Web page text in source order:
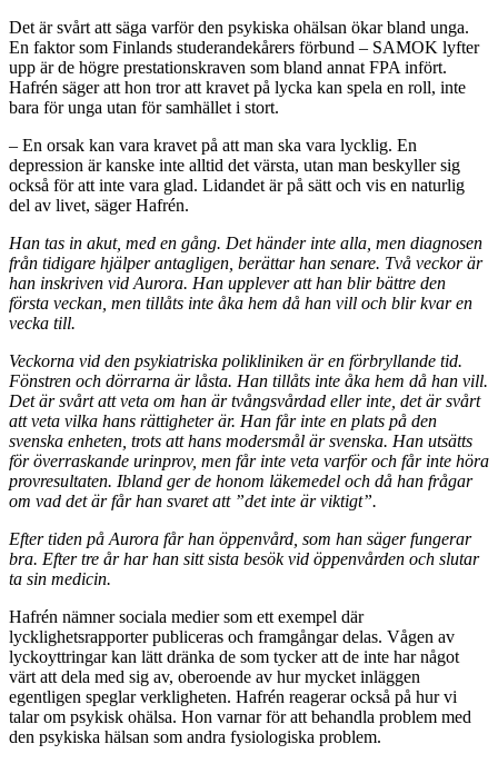
Det är svårt att säga varför den psykiska ohälsan ökar bland unga.
En faktor som Finlands studerandekårers förbund – SAMOK lyfter
upp är de högre prestationskraven som bland annat FPA infört.
Hafrén säger att hon tror att kravet på lycka kan spela en roll, inte
bara för unga utan för samhället i stort.
– En orsak kan vara kravet på att man ska vara lycklig. En
depression är kanske inte alltid det värsta, utan man beskyller sig
också för att inte vara glad. Lidandet är på sätt och vis en naturlig
del av livet, säger Hafrén.
Han tas in akut, med en gång. Det händer inte alla, men diagnosen
från tidigare hjälper antagligen, berättar han senare. Två veckor är
han inskriven vid Aurora. Han upplever att han blir bättre den
första veckan, men tillåts inte åka hem då han vill och blir kvar en
vecka till.
Veckorna vid den psykiatriska polikliniken är en förbryllande tid.
Fönstren och dörrarna är låsta. Han tillåts inte åka hem då han vill.
Det är svårt att veta om han är tvångsvårdad eller inte, det är svårt
att veta vilka hans rättigheter är. Han får inte en plats på den
svenska enheten, trots att hans modersmål är svenska. Han utsätts
för överraskande urinprov, men får inte veta varför och får inte höra
provresultaten. Ibland ger de honom läkemedel och då han frågar
om vad det är får han svaret att ”det inte är viktigt”.
Efter tiden på Aurora får han öppenvård, som han säger fungerar
bra. Efter tre år har han sitt sista besök vid öppenvården och slutar
ta sin medicin.
Hafrén nämner sociala medier som ett exempel där
lycklighetsrapporter publiceras och framgångar delas. Vågen av
lyckoyttringar kan lätt dränka de som tycker att de inte har något
värt att dela med sig av, oberoende av hur mycket inläggen
egentligen speglar verkligheten. Hafrén reagerar också på hur vi
talar om psykisk ohälsa. Hon varnar för att behandla problem med
den psykiska hälsan som andra fysiologiska problem.